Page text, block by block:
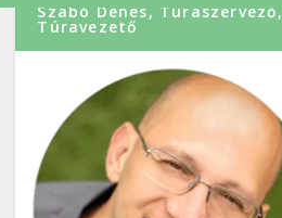
Szabó Dénes, Túraszervező,
Túravezető